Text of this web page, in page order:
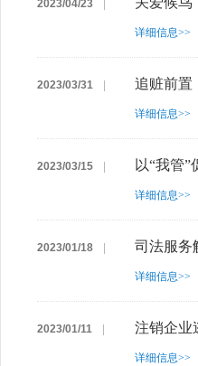
2023/04/23
详细信息>>
2023/03/31 追赃前置
详细信息>>
2023/03/15 以“我管
详细信息>>
2023/01/18 司法服务
详细信息>>
2023/01/11 注销企业
详细信息>>